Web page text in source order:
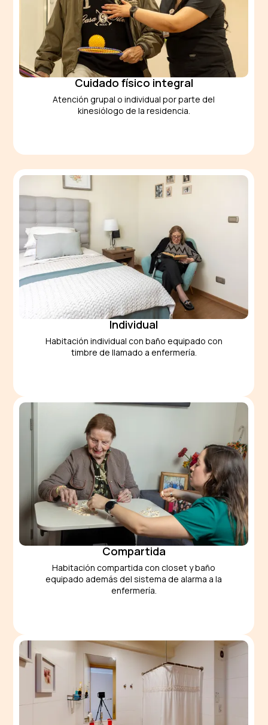
Cuidado físico integral
Atención grupal o individual por parte del
kinesiólogo de la residencia.
Individual
Habitación individual con baño equipado con
timbre de llamado a enfermería.
Compartida
Habitación compartida con closet y baño
equipado además del sistema de alarma a la
enfermería.